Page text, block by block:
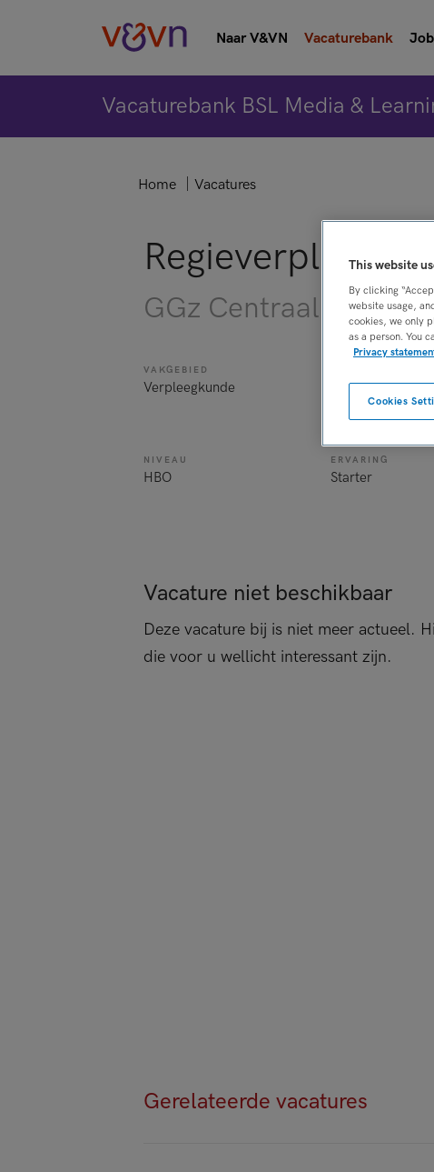
Naar V&VN Vacaturebank
Vacaturebank BSL Media &
Home Vacatures
GGz Centraal, Huizen
VAKGEBIED
Verpleegkunde
Overige
verpleegkunde
NIVEAU
HBO
ERVARING
Starter
Vacature niet beschikbaar
Deze vacature bij is niet meer actueel.
die voor u wellicht interessant zijn.
Gerelateerde vacatures
This website
By clicking
website usage,
cookies, we only
as a person. You
Privacy
Cookies